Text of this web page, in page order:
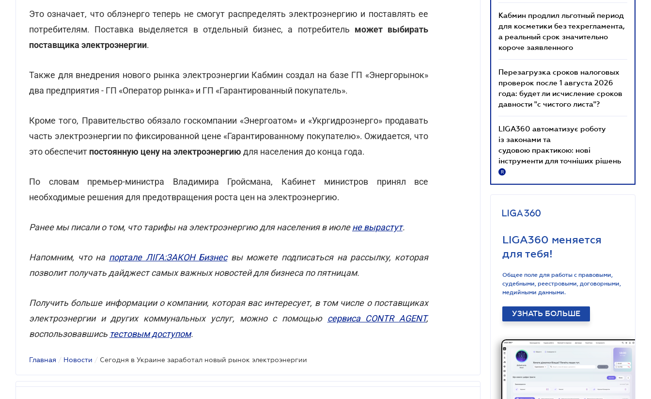
Это означает, что облэнерго теперь не смогут распределять электроэнергию и поставлять ее
потребителям. Поставка выделяется в отдельный бизнес, а потребитель может выбирать
поставщика электроэнергии.
Также для внедрения нового рынка электроэнергии Кабмин создал на базе ГП «Энергорынок»
два предприятия - ГП «Оператор рынка» и ГП «Гарантированный покупатель».
Кроме того, Правительство обязало госкомпании «Энергоатом» и «Укргидроэнерго» продавать
часть электроэнергии по фиксированной цене «Гарантированному покупателю». Ожидается, что
это обеспечит постоянную цену на электроэнергию для населения до конца года.
По словам премьер-министра Владимира Гройсмана, Кабинет министров принял все
необходимые решения для предотвращения роста цен на электроэнергию.
Ранее мы писали о том, что тарифы на электроэнергию для населения в июлене вырастут.
Напомним, что на портале ЛІГА:ЗАКОН Бизнесвы можете подписаться на рассылку, которая
позволит получать дайджест самых важных новостей для бизнеса по пятницам.
Получить больше информации о компании, которая вас интересует, в том числе о поставщиках
электроэнергии и других коммунальных услуг, можно с помощью сервиса CONTR AGENT,
воспользовавшись тестовым доступом.
Главная / Новости / Сегодня в Украине заработал новый рынок электроэнергии
Кабмин продлил льготный период
для косметики без техрегламента,
а реальный срок значительно
короче заявленного
Перезагрузка сроков налоговых
проверок после 1 августа 2026
года: будет ли исчисление сроков
давности "с чистого листа"?
LIGA360 автоматизує роботу
із законами та
судовою практикою: нові
інструменти для точніших рішень
R
LIGA360 меняется
для тебя!
Общее поле для работы с правовыми,
судебными, реестровыми, договорными,
медийными данными.
УЗНАТЬ БОЛЬШЕ